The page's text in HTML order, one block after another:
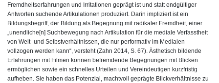
Fremdheitserfahrungen und Irritationen geprägt ist und statt endgültiger
Antworten suchende Artikulationen produziert. Darin impliziert ist ein
Bildungsbegriff, der Bildung als Begegnung mit radikaler Fremdheit, einer
„unendliche[n] Suchbewegung nach Artikulation für die mediale Verfasstheit
von Welt- und Selbstverhältnissen, die nur performativ im Medialen
vollzogen werden kann“, versteht (Zahn 2014, S. 67). Ästhetisch bildende
Erfahrungen mit Filmen können befremdende Begegnungen mit Blicken
ermöglichen sowie ein schnelles Urteilen und Vereindeutigen kurzfristig
aufheben. Sie haben das Potenzial, machtvoll geprägte Blickverhältnisse zu